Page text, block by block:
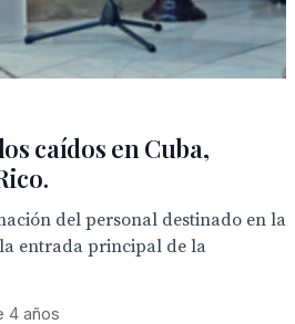
caídos en Cuba,
del personal destinado en la
entrada principal de la
4 años